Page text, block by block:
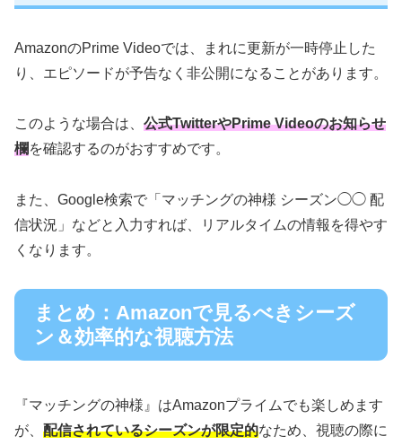
AmazonのPrime Videoでは、まれに更新が一時停止した
り、エピソードが予告なく非公開になることがあります。
このような場合は、 公式TwitterやPrime Videoのお知らせ
欄を確認するのがおすすめです。
また、Google検索で「マッチングの神様 シーズン◯◯ 配
信状況」などと入力すれば、リアルタイムの情報を得やす
くなります。
まとめ：Amazonで見るべきシーズ
ン＆効率的な視聴方法
『マッチングの神様』はAmazonプライムでも楽しめます
が、 配信されているシーズンが限定的なため、視聴の際に